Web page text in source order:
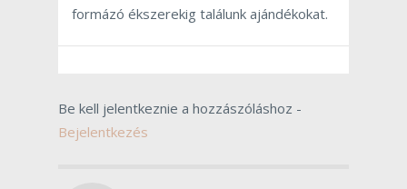
formázó ékszerekig találunk ajándékokat.
Be kell jelentkeznie a hozzászóláshoz -
Bejelentkezés